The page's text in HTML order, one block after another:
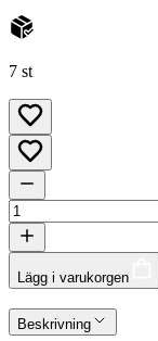
7 st
Lägg i varukorgen
Beskrivning